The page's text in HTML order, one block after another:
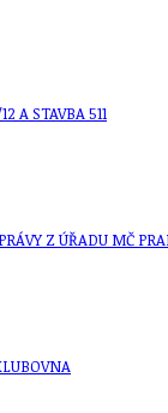
A STAVBA 511
Z ÚŘADU MČ